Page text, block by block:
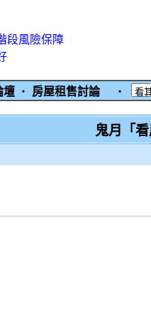
段風險保障
壇 ‧ 房屋租售討論 ‧
鬼月「